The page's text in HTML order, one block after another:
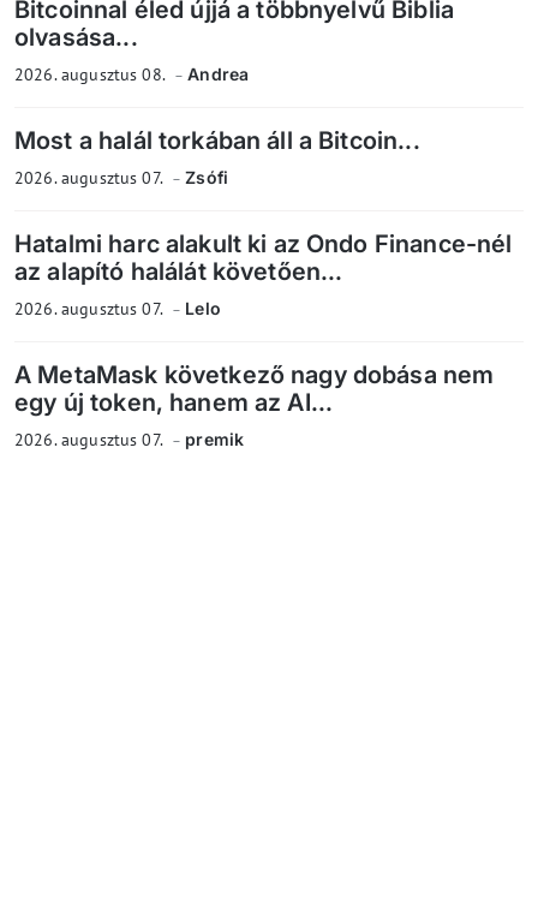
Bitcoinnal éled újjá a többnyelvű Biblia
olvasása...
2026. augusztus 08. Andrea
Most a halál torkában áll a Bitcoin...
2026. augusztus 07. Zsófi
Hatalmi harc alakult ki az Ondo Finance-nél
az alapító halálát követően...
2026. augusztus 07. Lelo
A MetaMask következő nagy dobása nem
egy új token, hanem az AI...
2026. augusztus 07. premik